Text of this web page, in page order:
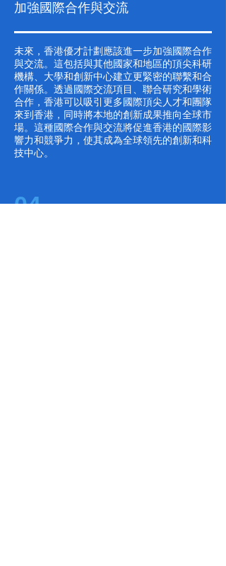
加強國際合作與交流
未來，香港優才計劃應該進一步加強國際合作
與交流。這包括與其他國家和地區的頂尖科研
機構、大學和創新中心建立更緊密的聯繫和合
作關係。透過國際交流項目、聯合研究和學術
合作，香港可以吸引更多國際頂尖人才和團隊
來到香港，同時將本地的創新成果推向全球市
場。這種國際合作與交流將促進香港的國際影
響力和競爭力，使其成為全球領先的創新和科
技中心。
04.